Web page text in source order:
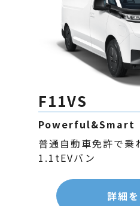
F11VS
Powerful&Smart
普通自動車免許で乗
1.1tEVバン
詳細